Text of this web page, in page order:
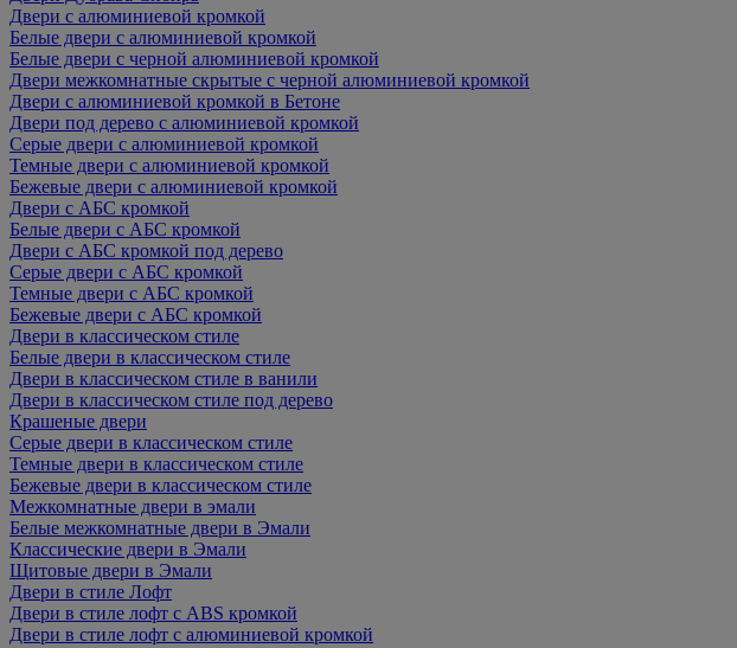
Двери с алюминиевой кромкой
Белые двери с алюминиевой кромкой
Белые двери с черной алюминиевой кромкой
Двери межкомнатные скрытые с черной алюминиевой кромкой
Двери с алюминиевой кромкой в Бетоне
Двери под дерево с алюминиевой кромкой
Серые двери с алюминиевой кромкой
Темные двери с алюминиевой кромкой
Бежевые двери с алюминиевой кромкой
Двери с АБС кромкой
Белые двери с АБС кромкой
Двери с АБС кромкой под дерево
Серые двери с АБС кромкой
Темные двери с АБС кромкой
Бежевые двери с АБС кромкой
Двери в классическом стиле
Белые двери в классическом стиле
Двери в классическом стиле в ванили
Двери в классическом стиле под дерево
Крашеные двери
Серые двери в классическом стиле
Темные двери в классическом стиле
Бежевые двери в классическом стиле
Межкомнатные двери в эмали
Белые межкомнатные двери в Эмали
Классические двери в Эмали
Щитовые двери в Эмали
Двери в стиле Лофт
Двери в стиле лофт с ABS кромкой
Двери в стиле лофт с алюминиевой кромкой